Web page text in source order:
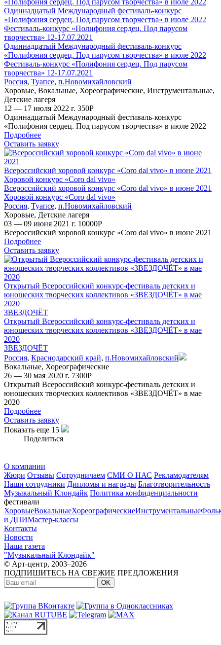
Одиннадцатый Международный фестиваль-конкурс
«Полифония сердец. Под парусом творчества» в июле 2022
Фестиваль-конкурс «Полифония сердец. Под парусом
творчества» 12-17.07.2021
Одиннадцатый Международный фестиваль-конкурс
«Полифония сердец. Под парусом творчества» в июле 2022
Фестиваль-конкурс «Полифония сердец. Под парусом
творчества» 12-17.07.2021
Россия, Туапсе, п.Новомихайловский
Хоровые, Вокальные, Хореографические, Инструментальные,
Детские лагеря
12 — 17 июля 2022 г. 350Р
Одиннадцатый Международный фестиваль-конкурс
«Полифония сердец. Под парусом творчества» в июле 2022
Подробнее
Оставить заявку
Всероссийский хоровой конкурс «Coro dal vivo» в июне 2021
Хоровой конкурс «Coro dal vivo»
Всероссийский хоровой конкурс «Coro dal vivo» в июне 2021
Хоровой конкурс «Coro dal vivo»
Россия, Туапсе, п.Новомихайловский
Хоровые, Детские лагеря
03 — 09 июня 2021 г. 10000Р
Всероссийский хоровой конкурс «Coro dal vivo» в июне 2021
Подробнее
Оставить заявку
Открытый Всероссийский конкурс-фестиваль детских и
юношеских творческих коллективов «ЗВЕЗДОЧЁТ» в мае
2020
ЗВЕЗДОЧЁТ
Открытый Всероссийский конкурс-фестиваль детских и
юношеских творческих коллективов «ЗВЕЗДОЧЁТ» в мае
2020
ЗВЕЗДОЧЁТ
Россия, Краснодарский край, п.Новомихайловский
Вокальные, Хореографические
26 — 30 мая 2020 г. 7300Р
Открытый Всероссийский конкурс-фестиваль детских и
юношеских творческих коллективов «ЗВЕЗДОЧЁТ» в мае
2020
Подробнее
Оставить заявку
Показать еще 15
Поделиться
О компании
Жюри Отзывы Сотрудничаем СМИ О НАС Рекламодателям
Наши сотрудники Дипломы и награды Благотворительность
Музыкальный Клондайк Политика конфиденциальности
фестивали
ХоровыеВокальныеХореографическиеИнструментальные
и ДПИМастер-классы
Контакты
Новости
Наша газета
"Музыкальный Клондайк"
© Арт-центр, 2003–2026
ПОДПИШИТЕСЬ НА СВЕЖИЕ ПРЕДЛОЖЕНИЯ
OK